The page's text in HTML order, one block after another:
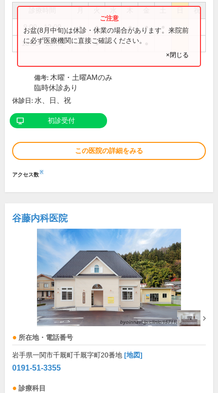
祝
9:00～12:00 ● ● ● ●
18:00～20:00 ● ●
お盆(8月中旬)は休診・休業の場合があります。来院前
に必ず医療機関に直接ご確認ください。
×閉じる
備考: 木曜・土曜AMのみ
臨時休診あり
休診日: 水、日、祝
初診受付
この医院の詳細をみる
アクセス数※
谷藤内科医院
所在地・電話番号
岩手県一関市千厩町千厩字町20番地 [地図]
0191-51-3355
診療科目